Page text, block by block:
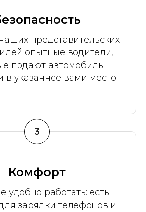
представительских
опытные водители,
подают автомобиль
в указанное вами место.
3
Комфорт
удобно работать: есть
зарядки телефонов и